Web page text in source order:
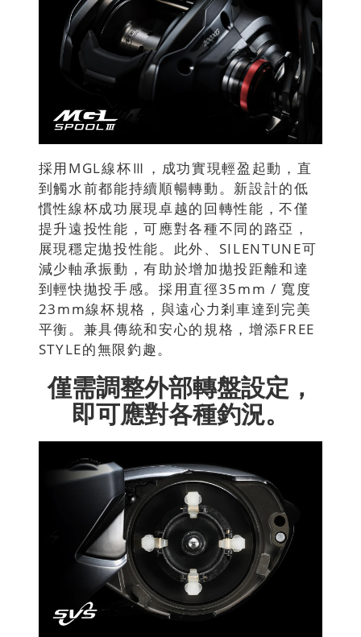
採用MGL線杯Ⅲ，成功實現輕盈起動，直
到觸水前都能持續順暢轉動。新設計的低
慣性線杯成功展現卓越的回轉性能，不僅
提升遠投性能，可應對各種不同的路亞，
展現穩定拋投性能。此外、SILENTUNE可
減少軸承振動，有助於增加拋投距離和達
到輕快拋投手感。採用直徑35mm / 寬度
23mm線杯規格，與遠心力剎車達到完美
平衡。兼具傳統和安心的規格，增添FREE
STYLE的無限釣趣。
僅需調整外部轉盤設定，
即可應對各種釣況。